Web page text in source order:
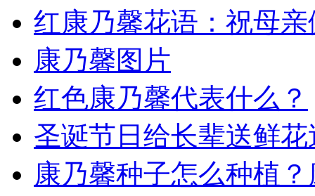
红康乃馨花语：祝母
康乃馨图片
红色康乃馨代表什么？
圣诞节日给长辈送鲜
康乃馨种子怎么种植